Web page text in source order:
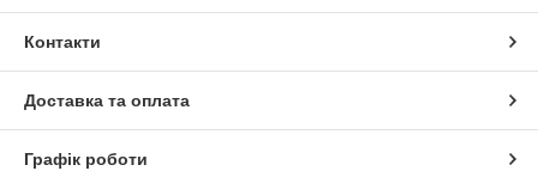
Контакти
Доставка та оплата
Графік роботи